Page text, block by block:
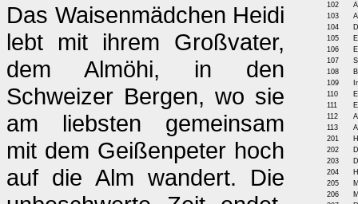
Das Waisenmädchen Heidi
lebt mit ihrem Großvater,
dem Almöhi, in den
Schweizer Bergen, wo sie
am liebsten gemeinsam
mit dem Geißenpeter hoch
auf die Alm wandert. Die
102
103
104
105
106
107
108
109
110
111
112
113
201
202
203
204
205
206